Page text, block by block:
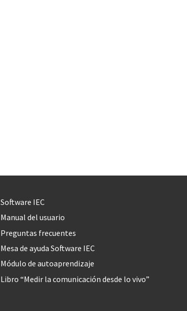
Software IEC
Manual del usuario
Preguntas frecuentes
Mesa de ayuda Software IEC
Módulo de autoaprendizaje
Libro “Medir la comunicación desde lo vivo”